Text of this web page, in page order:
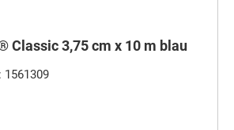
Classic 3,75 cm x 10 m blau